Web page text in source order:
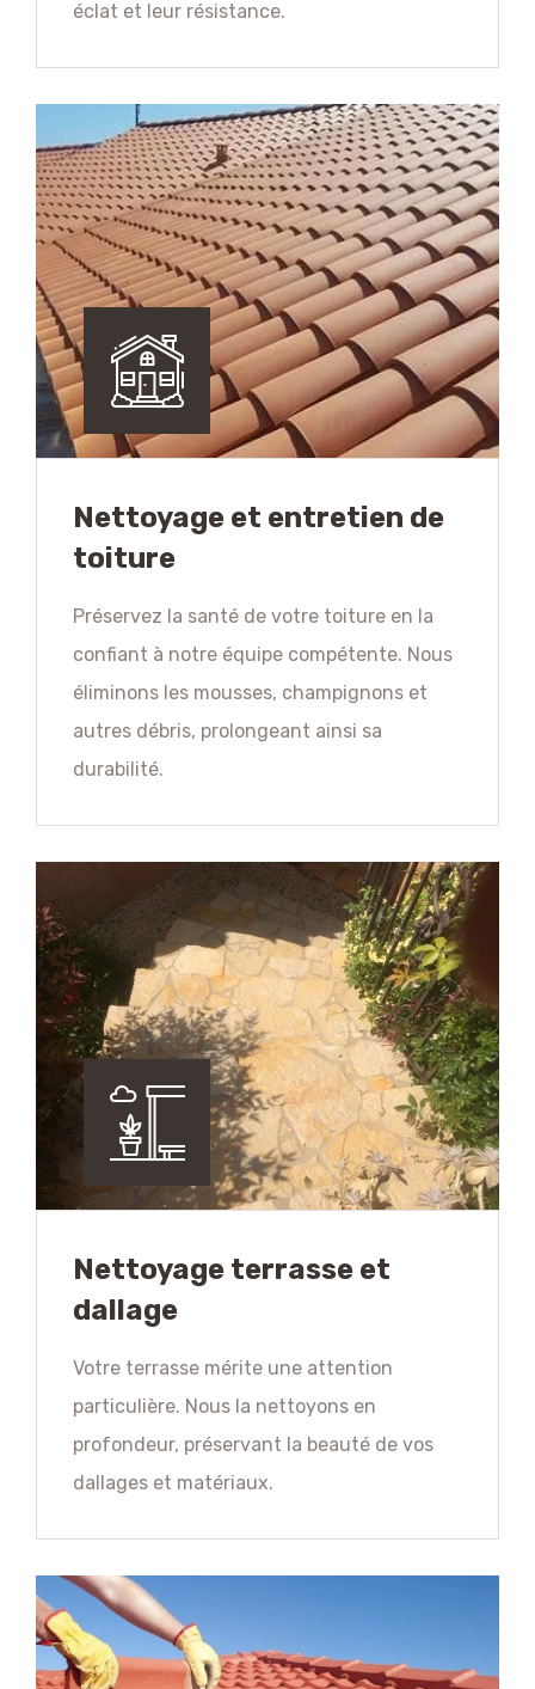
éclat et leur résistance.
Nettoyage et entretien de
toiture
Préservez la santé de votre toiture en la
confiant à notre équipe compétente. Nous
éliminons les mousses, champignons et
autres débris, prolongeant ainsi sa
durabilité.
Nettoyage terrasse et
dallage
Votre terrasse mérite une attention
particulière. Nous la nettoyons en
profondeur, préservant la beauté de vos
dallages et matériaux.